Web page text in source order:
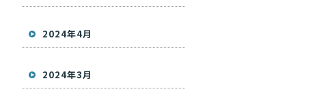
2024年4月
2024年3月